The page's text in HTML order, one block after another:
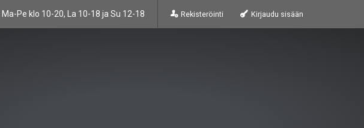
Pe klo 10-20, La 10-18 ja Su 12-18 Rekisteröinti Kirjaudu sisään